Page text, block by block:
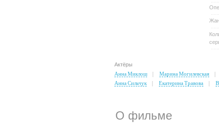
Актёры
Анна Миклош
Марина Могилевская
Анна Сильчук
Екатерина Травова
О фильме